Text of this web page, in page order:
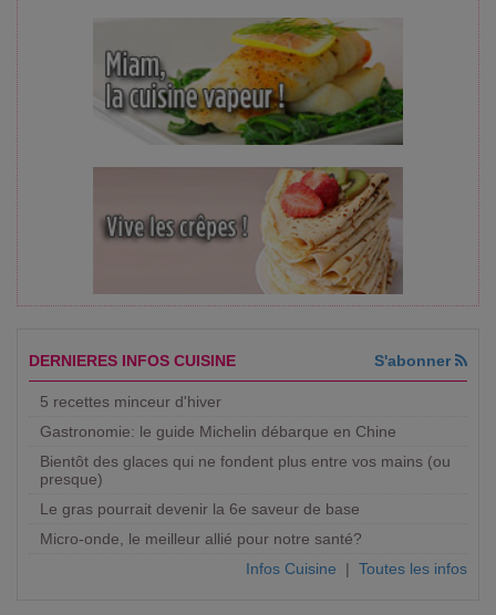
DERNIERES INFOS CUISINE S'abonner
5 recettes minceur d'hiver
Gastronomie: le guide Michelin débarque en Chine
Bientôt des glaces qui ne fondent plus entre vos mains (ou
presque)
Le gras pourrait devenir la 6e saveur de base
Micro-onde, le meilleur allié pour notre santé?
Infos Cuisine | Toutes les infos